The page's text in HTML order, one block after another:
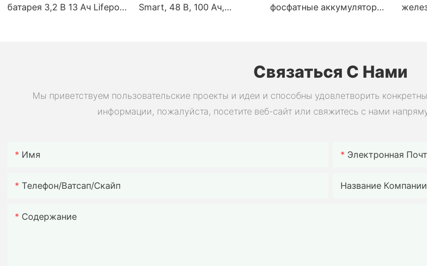
батарея 3,2 В 13 Ач Lifepo4
Smart, 48 В, 100 Ач,
фосфатные аккумуляторы
Связаться С Нами
Мы приветствуем пользовательские проекты и идеи и способны удовлетворить
информации, пожалуйста, посетите веб-сайт или свяжитесь с нами
Имя Электронная
Телефон/ватсап/скайп Название Компании
Содержание